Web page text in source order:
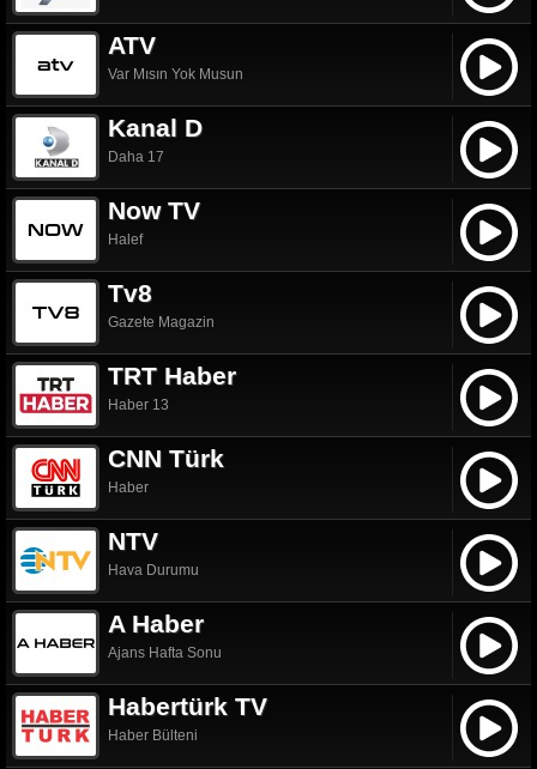
ATV
Var Mısın Yok Musun
Kanal D
Daha 17
Now TV
Halef
Tv8
Gazete Magazin
TRT Haber
Haber 13
CNN Türk
Haber
NTV
Hava Durumu
A Haber
Ajans Hafta Sonu
Habertürk TV
Haber Bülteni